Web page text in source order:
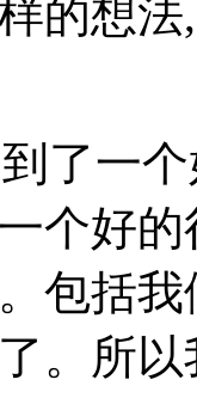
了一
个好
包括
。所
现在
。所